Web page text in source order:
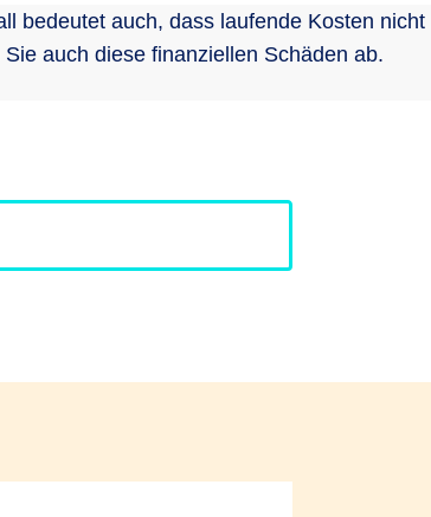
bedeutet auch, dass laufende Kosten nicht
auch diese finanziellen Schäden ab.